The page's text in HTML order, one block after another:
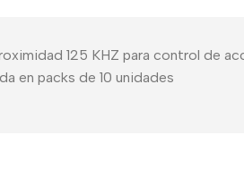
125 KHZ para control de
en packs de 10 unidades